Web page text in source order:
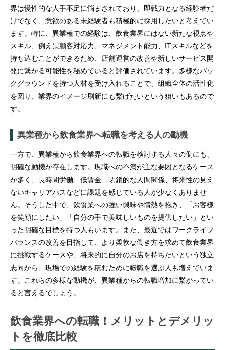
界は慢性的な人手不足に悩まされており、即戦力となる経験者だ
けでなく、意欲のある未経験者も積極的に採用したいと考えてい
ます。特に、異業種での経験は、飲食業界にはない新たな視点や
スキル、例えば顧客対応力、マネジメント能力、ITスキルなどを
持ち込むことができるため、店舗運営の改善や新しいサービス開
発に繋がる可能性を秘めていると評価されています。多様なバッ
クグラウンドを持つ人材を受け入れることで、組織全体の活性化
を図り、業界のイメージ刷新にも繋げたいという狙いもあるので
す。
異業種から飲食業界へ転職を考える人の動機
一方で、異業種から飲食業界への転職を検討する人々の側にも、
明確な動機が存在します。現職への不満が主な要因となるケース
が多く、長時間労働、低賃金、閉鎖的な人間関係、将来性の見え
ないキャリアパスなどに課題を感じている人が少なくありませ
ん。そうした中で、飲食業への強い興味や情熱を抱き、「お客様
を笑顔にしたい」「自分の手で美味しいものを提供したい」とい
った明確な目標を持つ人もいます。また、最近ではワークライフ
バランスの改善を目指して、より柔軟な働き方を求めて飲食業界
に挑戦するケースや、将来的に自分のお店を持ちたいという独立
志向から、現場での経験を積むために転職を選ぶ人も増えていま
す。これらの多様な動機が、異業種からの転職増加に繋がってい
ると言えるでしょう。
飲食業界への転職！メリットとデメリッ
トを徹底比較